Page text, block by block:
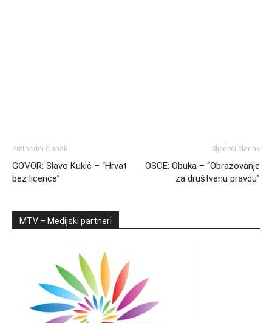
Prethodni članak
GOVOR: Slavo Kukić – “Hrvat
bez licence”
Sljedeći članak
OSCE: Obuka – “Obrazovanje
za društvenu pravdu”
MTV – Medijski partneri